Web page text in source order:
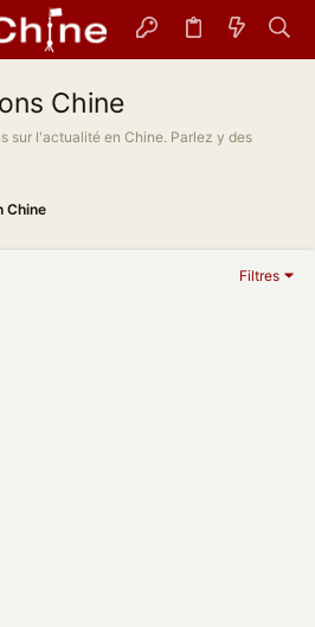
Chine
sur l'actualité en Chine. Parlez y des
Chine
Filtres